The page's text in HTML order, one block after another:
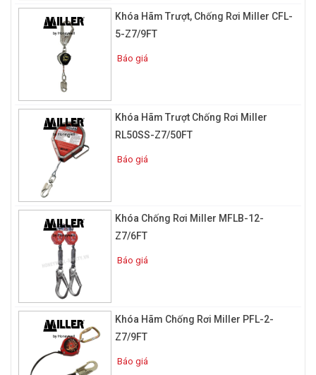
Khóa Hãm Trượt, Chống Rơi Miller CFL-
5-Z7/9FT
Báo giá
Khóa Hãm Trượt Chống Rơi Miller
RL50SS-Z7/50FT
Báo giá
Khóa Chống Rơi Miller MFLB-12-
Z7/6FT
Báo giá
Khóa Hãm Chống Rơi Miller PFL-2-
Z7/9FT
Báo giá